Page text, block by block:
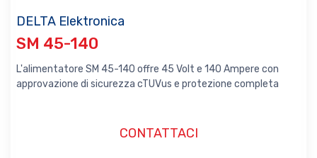
DELTA Elektronica
SM 45-140
L'alimentatore SM 45-140 offre 45 Volt e 140 Ampere con
approvazione di sicurezza cTUVus e protezione completa
CONTATTACI